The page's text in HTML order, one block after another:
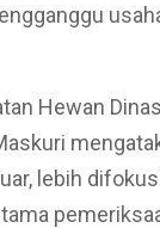
Hewan
lebih